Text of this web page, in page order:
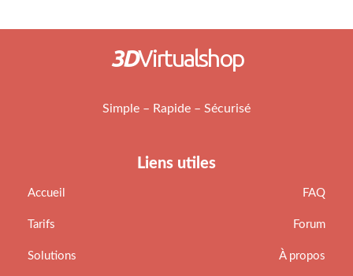
3DVirtualshop
Simple – Rapide – Sécurisé
Liens utiles
Accueil
Tarifs
Solutions
FAQ
Forum
À propos